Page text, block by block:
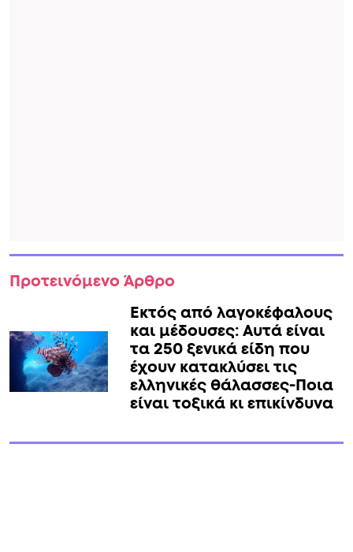
Προτεινόμενο Άρθρο
Εκτός από λαγοκέφαλους
και μέδουσες: Aυτά είναι
τα 250 ξενικά είδη που
έχουν κατακλύσει τις
ελληνικές θάλασσες-Ποια
είναι τοξικά κι επικίνδυνα